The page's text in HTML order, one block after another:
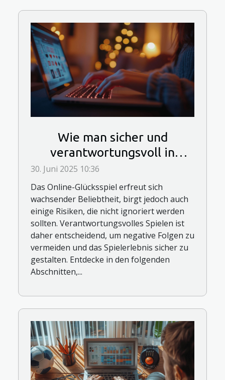
Wie man sicher und
verantwortungsvoll in
Online-Casinos spielt
30. Juni 2025 10:36
Das Online-Glücksspiel erfreut sich
wachsender Beliebtheit, birgt jedoch auch
einige Risiken, die nicht ignoriert werden
sollten. Verantwortungsvolles Spielen ist
daher entscheidend, um negative Folgen zu
vermeiden und das Spielerlebnis sicher zu
gestalten. Entdecke in den folgenden
Abschnitten,...